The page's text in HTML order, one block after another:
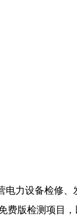
电力设备检修
测项目，